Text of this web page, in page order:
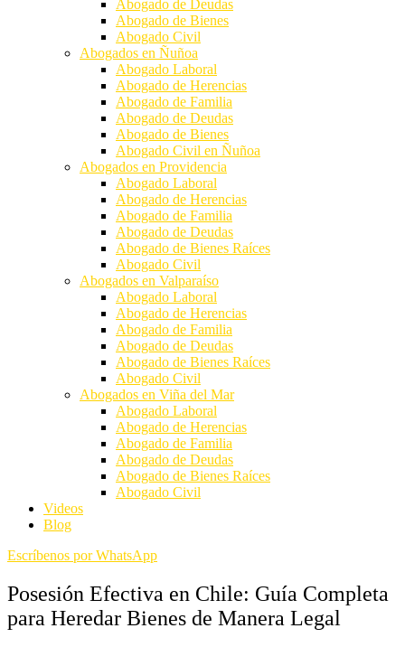
Abogado de Deudas
Abogado de Bienes
Abogado Civil
Abogados en Ñuñoa
Abogado Laboral
Abogado de Herencias
Abogado de Familia
Abogado de Deudas
Abogado de Bienes
Abogado Civil en Ñuñoa
Abogados en Providencia
Abogado Laboral
Abogado de Herencias
Abogado de Familia
Abogado de Deudas
Abogado de Bienes Raíces
Abogado Civil
Abogados en Valparaíso
Abogado Laboral
Abogado de Herencias
Abogado de Familia
Abogado de Deudas
Abogado de Bienes Raíces
Abogado Civil
Abogados en Viña del Mar
Abogado Laboral
Abogado de Herencias
Abogado de Familia
Abogado de Deudas
Abogado de Bienes Raíces
Abogado Civil
Videos
Blog
Escríbenos por WhatsApp
Posesión Efectiva en Chile: Guía Completa
para Heredar Bienes de Manera Legal